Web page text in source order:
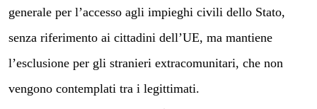
generale per l’accesso agli impieghi civili dello Stato,
senza riferimento ai cittadini dell’UE, ma mantiene
l’esclusione per gli stranieri extracomunitari, che non
vengono contemplati tra i legittimati.